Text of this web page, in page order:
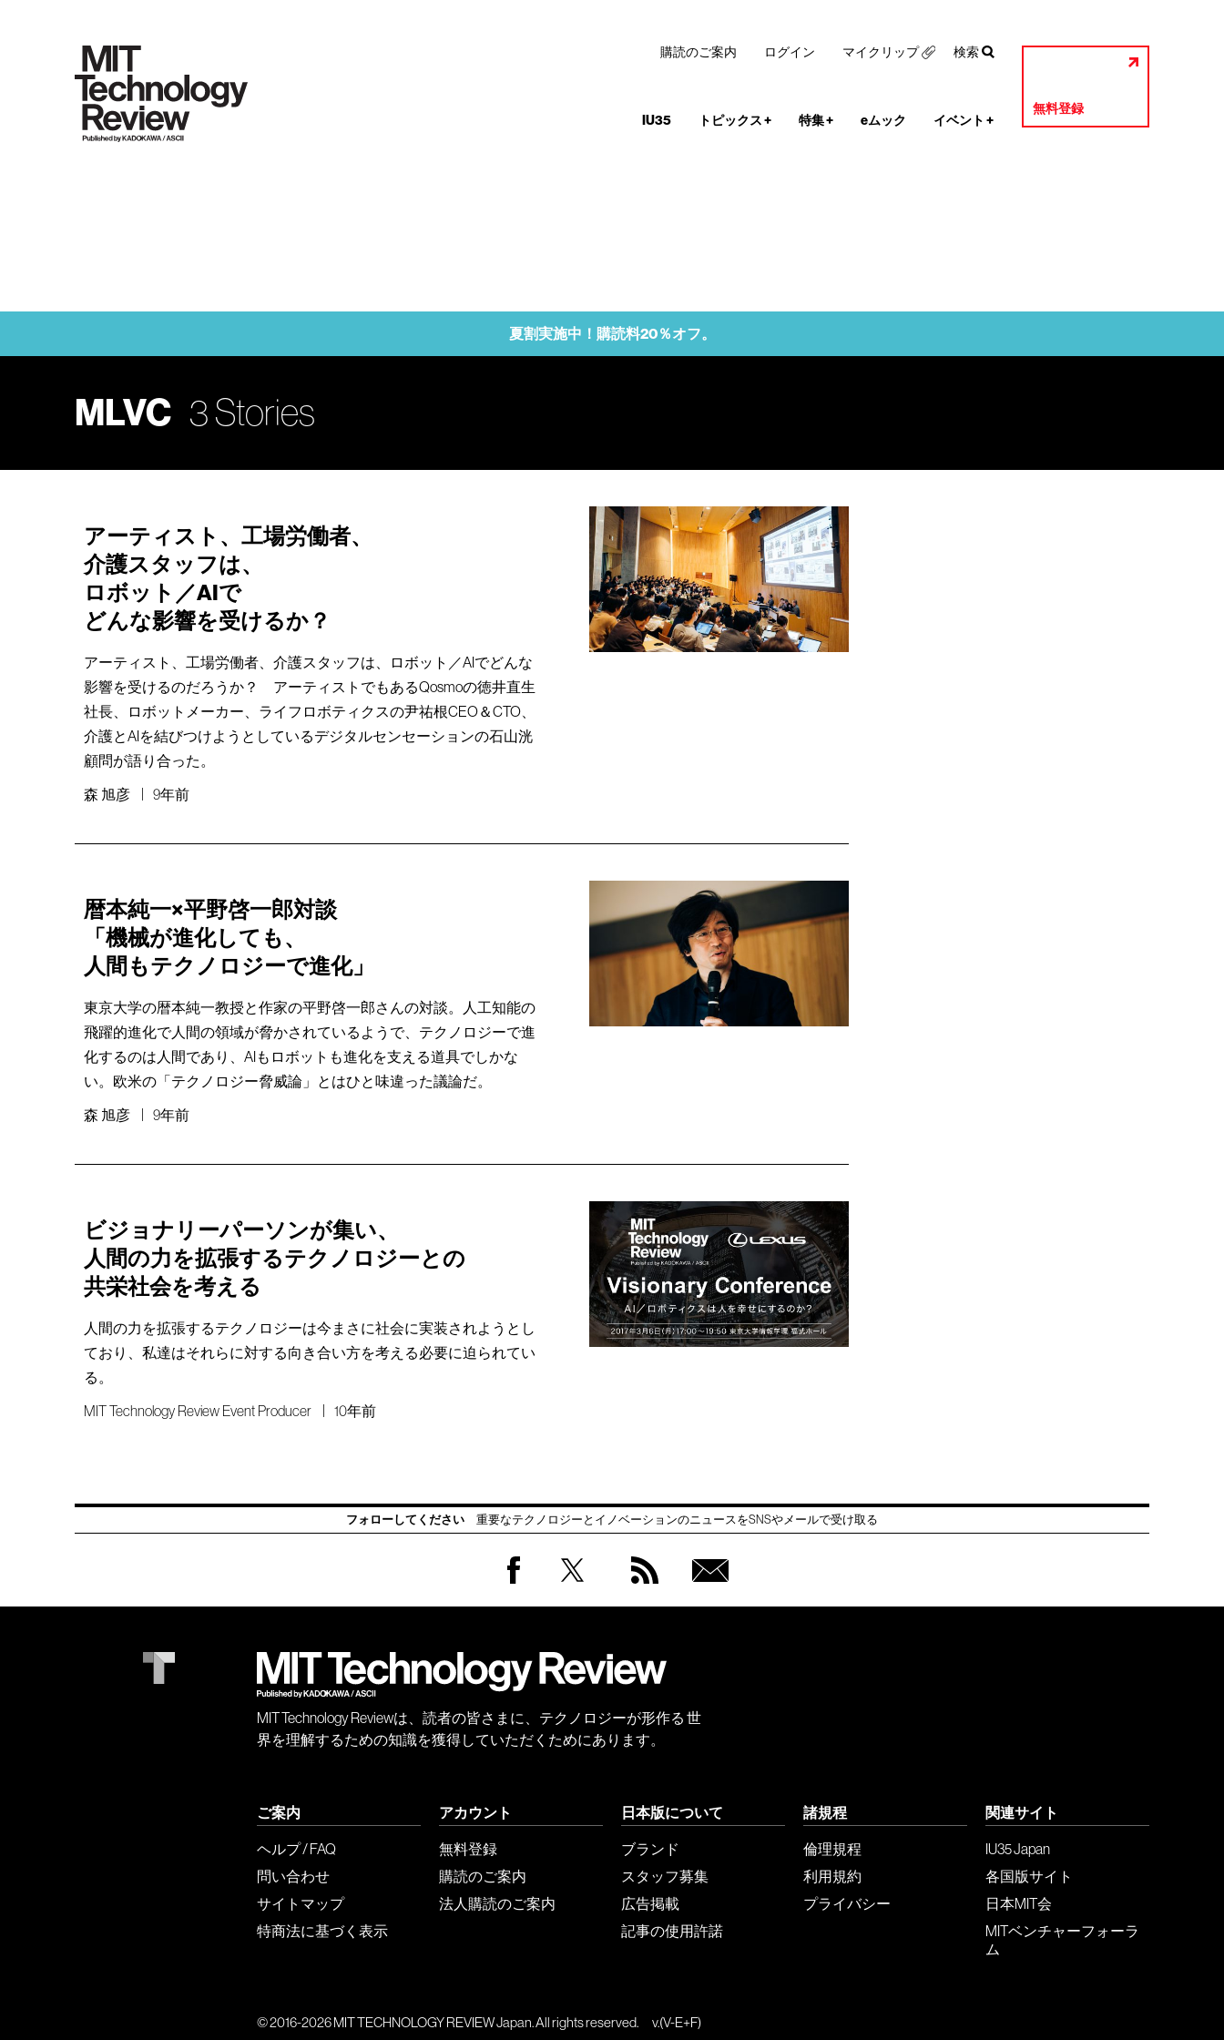
IU35 トピックス+ 特集+ eムック イベント +
無料登録
購読のご案内 ログイン マイクリップ 検索
夏割実施中！購読料20％オフ。
MLVC 3 Stories
アーティスト、工場労働者、
介護スタッフは、
ロボット／AIで
どんな影響を受けるか？
アーティスト、工場労働者、介護スタッフは、ロボット／AIでどんな
影響を受けるのだろうか？ アーティストでもあるQosmoの徳井直生
社長、ロボットメーカー、ライフロボティクスの尹祐根CEO＆CTO、
介護とAIを結びつけようとしているデジタルセンセーションの石山洸
顧問が語り合った。
森 旭彦 9年前
暦本純一×平野啓一郎対談
「機械が進化しても、
人間もテクノロジーで進化」
東京大学の暦本純一教授と作家の平野啓一郎さんの対談。人工知能の
飛躍的進化で人間の領域が脅かされているようで、テクノロジーで進
化するのは人間であり、AIもロボットも進化を支える道具でしかな
い。欧米の「テクノロジー脅威論」とはひと味違った議論だ。
森 旭彦 9年前
ビジョナリーパーソンが集い、
人間の力を拡張するテクノロジーとの
共栄社会を考える
人間の力を拡張するテクノロジーは今まさに社会に実装されようとし
ており、私達はそれらに対する向き合い方を考える必要に迫られてい
る。
MIT Technology Review Event Producer 10年前
フォローしてください 重要なテクノロジーとイノベーションのニュースをSNSやメールで受け取る
会員
MIT Technology Reviewは、読者の皆さまに、テクノロジーが形作る 世
界を理解するための知識を獲得していただくためにあります。
ご案内
ヘルプ / FAQ
問い合わせ
サイトマップ
特商法に基づく表示
アカウント
無料登録
購読のご案内
法人購読のご案内
日本版について
ブランド
スタッフ募集
広告掲載
記事の使用許諾
諸規程
倫理規程
利用規約
プライバシー
関連サイト
IU35 Japan
各国版サイト
日本MIT会
MITベンチャーフォーラ
ム
© 2016-2026 MIT TECHNOLOGY REVIEW Japan. All rights reserved. v.(V-E+F)